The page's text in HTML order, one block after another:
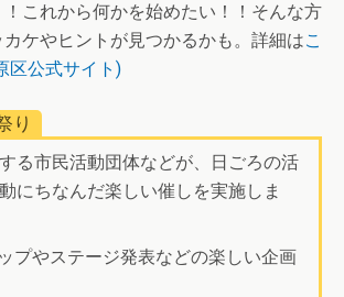
これから何かを始めたい！！そんな方
ケやヒントが見つかるかも。詳細はこ
区公式サイト)
り
る市民活動団体などが、日ごろの活
にちなんだ楽しい催しを実施しま
プやステージ発表などの楽しい企画